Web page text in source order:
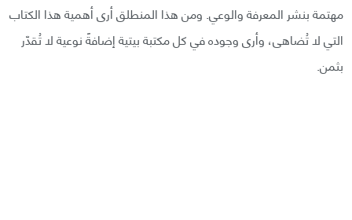
مهتمة بنشر المعرفة والوعي. ومن هذا المنطلق أرى أهمية هذا الكتاب
التي لا تُضاهى، وأرى وجوده في كل مكتبة بيتية إضافةً نوعية لا تُقدّر
بثمن.